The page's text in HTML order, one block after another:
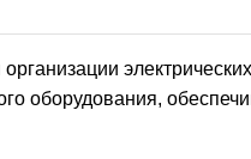
оборудования,